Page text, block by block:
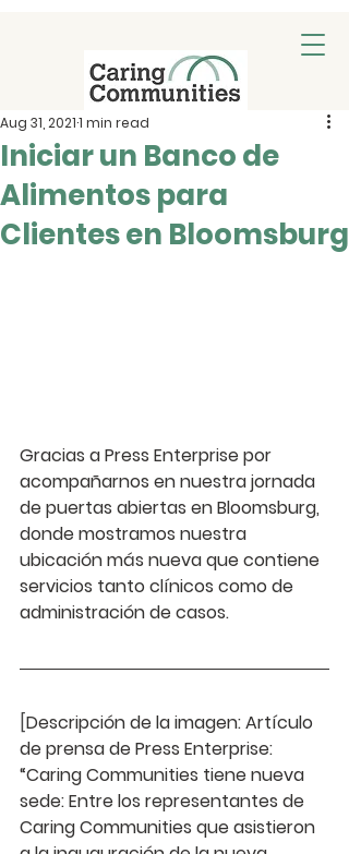
Iniciar un Banco de
Alimentos para
Clientes en Bloomsburg
Aug 31, 20211 min read
Gracias a Press Enterprise por
acompañarnos en nuestra jornada
de puertas abiertas en Bloomsburg,
donde mostramos nuestra
ubicación más nueva que contiene
servicios tanto clínicos como de
administración de casos.
[Descripción de la imagen: Artículo
de prensa de Press Enterprise:
“Caring Communities tiene nueva
sede: Entre los representantes de
Caring Communities que asistieron